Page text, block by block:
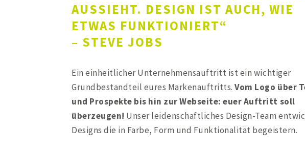
AUSSIEHT. DESIGN IST AUCH, WIE
ETWAS FUNKTIONIERT“
– STEVE JOBS​
Ein einheitlicher Unternehmensauftritt ist ein wichtiger
Grundbestandteil eures Markenauftritts.Vom Logo über
und Prospekte bis hin zur Webseite: euer Auftritt soll
überzeugen! Unser leidenschaftliches Design-Team
Designs die in Farbe, Form und Funktionalität begeistern.